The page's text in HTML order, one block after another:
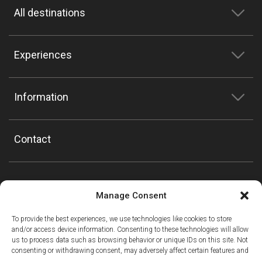
Manage Consent
To provide the best experiences, we use technologies like cookies to store
and/or access device information. Consenting to these technologies will allow
us to process data such as browsing behavior or unique IDs on this site. Not
consenting or withdrawing consent, may adversely affect certain features and
All destinations
Experiences
Information
Contact